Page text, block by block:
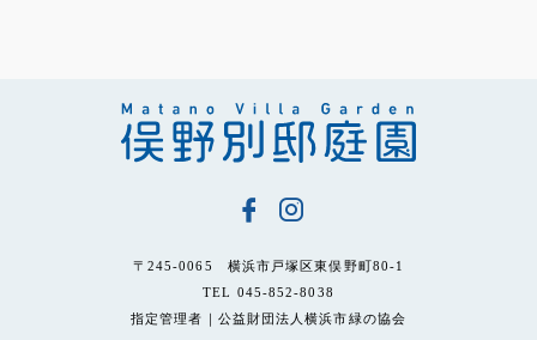
〒245-0065 横浜市戸塚区東俣野町80-1
TEL 045-852-8038
指定管理者｜公益財団法人横浜市緑の協会